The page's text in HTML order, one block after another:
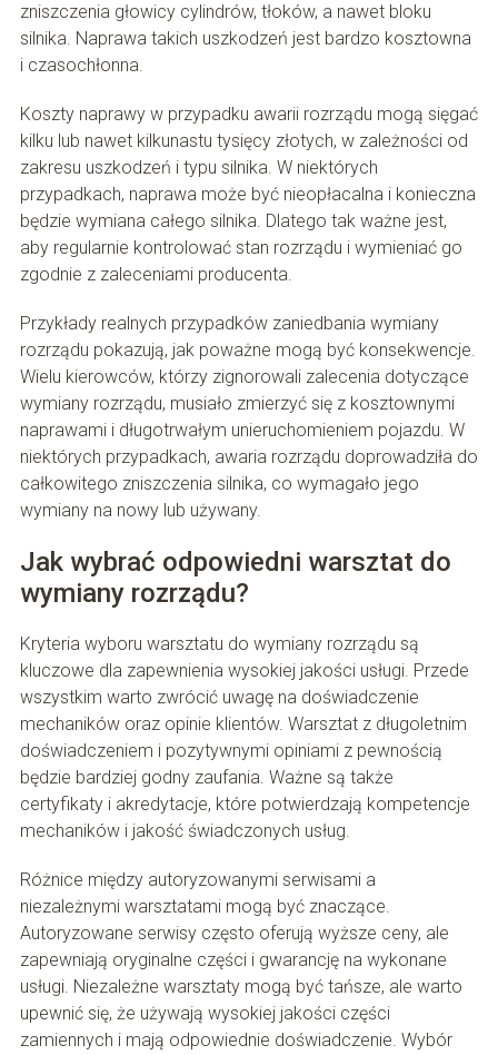
zniszczenia głowicy cylindrów, tłoków, a nawet bloku
silnika. Naprawa takich uszkodzeń jest bardzo kosztowna
i czasochłonna.
Koszty naprawy w przypadku awarii rozrządu mogą sięgać
kilku lub nawet kilkunastu tysięcy złotych, w zależności od
zakresu uszkodzeń i typu silnika. W niektórych
przypadkach, naprawa może być nieopłacalna i konieczna
będzie wymiana całego silnika. Dlatego tak ważne jest,
aby regularnie kontrolować stan rozrządu i wymieniać go
zgodnie z zaleceniami producenta.
Przykłady realnych przypadków zaniedbania wymiany
rozrządu pokazują, jak poważne mogą być konsekwencje.
Wielu kierowców, którzy zignorowali zalecenia dotyczące
wymiany rozrządu, musiało zmierzyć się z kosztownymi
naprawami i długotrwałym unieruchomieniem pojazdu. W
niektórych przypadkach, awaria rozrządu doprowadziła do
całkowitego zniszczenia silnika, co wymagało jego
wymiany na nowy lub używany.
Jak wybrać odpowiedni warsztat do
wymiany rozrządu?
Kryteria wyboru warsztatu do wymiany rozrządu są
kluczowe dla zapewnienia wysokiej jakości usługi. Przede
wszystkim warto zwrócić uwagę na doświadczenie
mechaników oraz opinie klientów. Warsztat z długoletnim
doświadczeniem i pozytywnymi opiniami z pewnością
będzie bardziej godny zaufania. Ważne są także
certyfikaty i akredytacje, które potwierdzają kompetencje
mechaników i jakość świadczonych usług.
Różnice między autoryzowanymi serwisami a
niezależnymi warsztatami mogą być znaczące.
Autoryzowane serwisy często oferują wyższe ceny, ale
zapewniają oryginalne części i gwarancję na wykonane
usługi. Niezależne warsztaty mogą być tańsze, ale warto
upewnić się, że używają wysokiej jakości części
zamiennych i mają odpowiednie doświadczenie. Wybór